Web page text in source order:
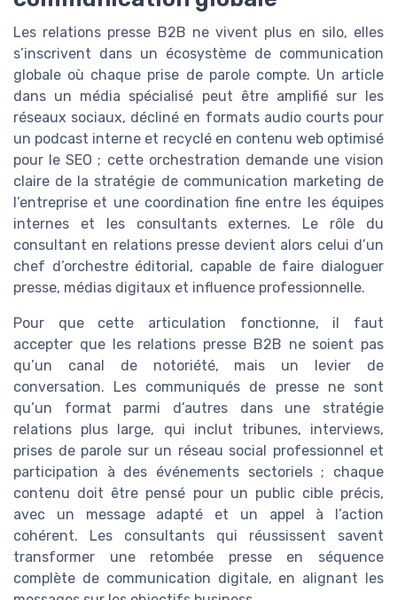
Les relations presse B2B ne vivent plus en silo, elles
s’inscrivent dans un écosystème de communication
globale où chaque prise de parole compte. Un article
dans un média spécialisé peut être amplifié sur les
réseaux sociaux, décliné en formats audio courts pour
un podcast interne et recyclé en contenu web optimisé
pour le SEO ; cette orchestration demande une vision
claire de la stratégie de communication marketing de
l’entreprise et une coordination fine entre les équipes
internes et les consultants externes. Le rôle du
consultant en relations presse devient alors celui d’un
chef d’orchestre éditorial, capable de faire dialoguer
presse, médias digitaux et influence professionnelle.
Pour que cette articulation fonctionne, il faut
accepter que les relations presse B2B ne soient pas
qu’un canal de notoriété, mais un levier de
conversation. Les communiqués de presse ne sont
qu’un format parmi d’autres dans une stratégie
relations plus large, qui inclut tribunes, interviews,
prises de parole sur un réseau social professionnel et
participation à des événements sectoriels ; chaque
contenu doit être pensé pour un public cible précis,
avec un message adapté et un appel à l’action
cohérent. Les consultants qui réussissent savent
transformer une retombée presse en séquence
complète de communication digitale, en alignant les